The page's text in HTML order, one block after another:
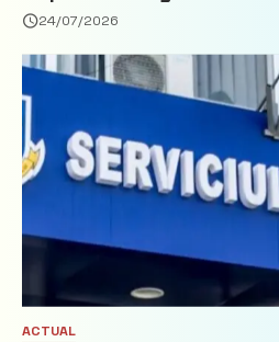
Partidul Democrat
24/07/2026
ACTUAL